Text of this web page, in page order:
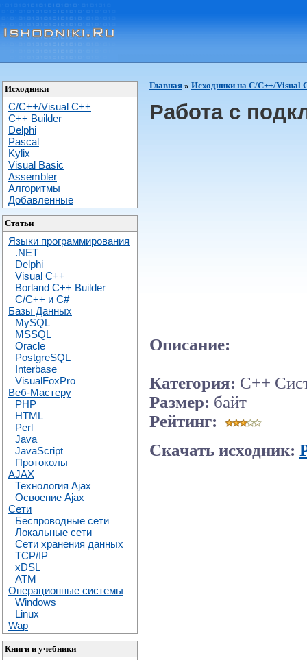
Исходники
C/C++/Visual C++
С++ Builder
Delphi
Pascal
Kylix
Visual Basic
Assembler
Алгоритмы
Добавленные
Статьи
Языки программирования
.NET
Delphi
Visual C++
Borland C++ Builder
C/С++ и C#
Базы Данных
MySQL
MSSQL
Oracle
PostgreSQL
Interbase
VisualFoxPro
Веб-Мастеру
PHP
HTML
Perl
Java
JavaScript
Протоколы
AJAX
Технология Ajax
Освоение Ajax
Сети
Беспроводные сети
Локальные сети
Сети хранения данных
TCP/IP
xDSL
ATM
Операционные системы
Windows
Linux
Wap
Книги и учебники
Главная » Исходники на C/C++/Visual
Работа с
Описание:
Категория: C++
Размер: байт
Рейтинг:
Скачать исходник: